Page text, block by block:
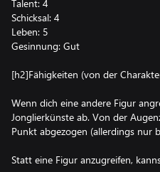
Talent: 4
Schicksal: 4
Leben: 5
Gesinnung: Gut
[h2]Fähigkeiten (von der
Wenn dich eine andere Figur
Jonglierkünste ab. Von der
Punkt abgezogen (allerdings nur
Statt eine Figur anzugreifen,